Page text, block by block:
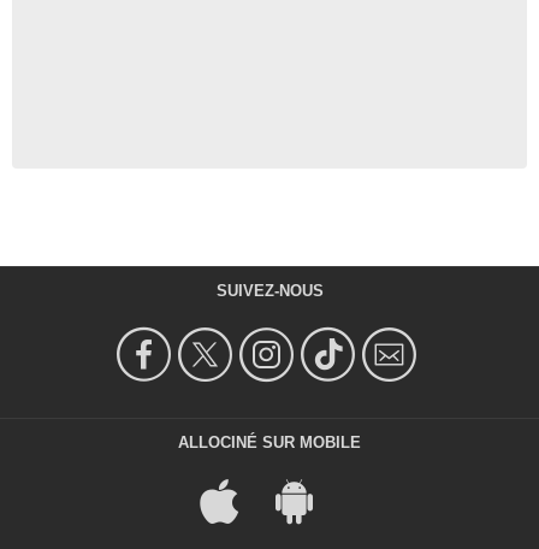
SUIVEZ-NOUS
ALLOCINÉ SUR MOBILE